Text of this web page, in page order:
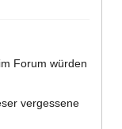
Forum würden
vergessene